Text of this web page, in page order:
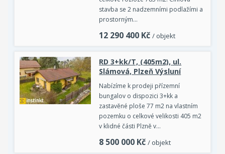
stavba se 2 nadzemními podlažími a
prostorným…
12 290 400 Kč / objekt
RD 3+kk/T, (405m2), ul.
Slámová, Plzeň Výsluní
Nabízíme k prodeji přízemní
bungalov o dispozici 3+kk a
zastavěné ploše 77 m2 na vlastním
pozemku o celkové velikosti 405 m2
v klidné části Plzně v…
8 500 000 Kč / objekt